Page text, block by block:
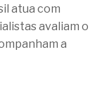
atua com
avaliam o
a